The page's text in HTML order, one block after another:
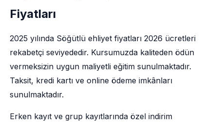
Fiyatları
2025 yılında Söğütlü ehliyet fiyatları 2026 ücretleri
rekabetçi seviyededir. Kursumuzda kaliteden ödün
vermeksizin uygun maliyetli eğitim sunulmaktadır.
Taksit, kredi kartı ve online ödeme imkânları
sunulmaktadır.
Erken kayıt ve grup kayıtlarında özel indirim